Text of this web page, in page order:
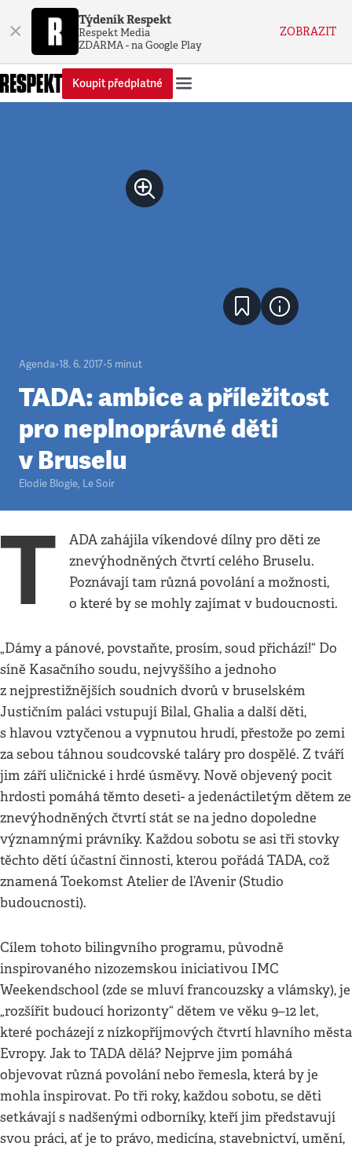
× Týdeník Respekt
Respekt Media
ZDARMA - na Google Play
ZOBRAZIT
Koupit předplatné
Agenda•18. 6. 2017•5 minut
TADA: ambice a příležitost
pro neplnoprávné děti
v Bruselu
Elodie Blogie, Le Soir
T
ADA zahájila víkendové dílny pro děti ze
znevýhodněných čtvrtí celého Bruselu.
Poznávají tam různá povolání a možnosti,
o které by se mohly zajímat v budoucnosti.
„Dámy a pánové, povstaňte, prosím, soud přichází!“ Do
síně Kasačního soudu, nejvyššího a jednoho
z nejprestižnějších soudních dvorů v bruselském
Justičním paláci vstupují Bilal, Ghalia a další děti,
s hlavou vztyčenou a vypnutou hrudí, přestože po zemi
za sebou táhnou soudcovské taláry pro dospělé. Z tváří
jim září uličnické i hrdé úsměvy. Nově objevený pocit
hrdosti pomáhá těmto deseti- a jedenáctiletým dětem ze
znevýhodněných čtvrtí stát se na jedno dopoledne
významnými právníky. Každou sobotu se asi tři stovky
těchto dětí účastní činnosti, kterou pořádá TADA, což
znamená Toekomst Atelier de l’Avenir (Studio
budoucnosti).
Cílem tohoto bilingvního programu, původně
inspirovaného nizozemskou iniciativou IMC
Weekendschool (zde se mluví francouzsky a vlámsky), je
„rozšířit budoucí horizonty“ dětem ve věku 9–12 let,
které pocházejí z nízkopříjmových čtvrtí hlavního města
Evropy. Jak to TADA dělá? Nejprve jim pomáhá
objevovat různá povolání nebo řemesla, která by je
mohla inspirovat. Po tři roky, každou sobotu, se děti
setkávají s nadšenými odborníky, kteří jim představují
svou práci, ať je to právo, medicína, stavebnictví, umění,